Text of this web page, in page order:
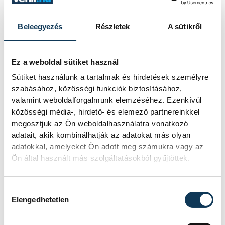
Beleegyezés Részletek A sütikről
Ez a weboldal sütiket használ
Sütiket használunk a tartalmak és hirdetések személyre
szabásához, közösségi funkciók biztosításához,
valamint weboldalforgalmunk elemzéséhez. Ezenkívül
közösségi média-, hirdető- és elemező partnereinkkel
megosztjuk az Ön weboldalhasználatra vonatkozó
adatait, akik kombinálhatják az adatokat más olyan
adatokkal, amelyeket Ön adott meg számukra vagy az
Ön által használt más szolgáltatásokból gyűjtöttek.
Elengedhetetlen
– fejezte ki reményét a veszprémi állatkert
egykori igazgatója.
Hock Viktor és Rajki Tamás